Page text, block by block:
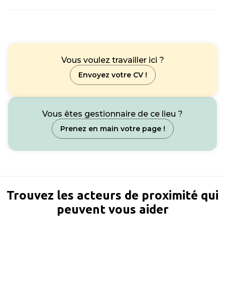
Vous voulez travailler ici ?
Envoyez votre CV !
Vous êtes gestionnaire de ce lieu ?
Prenez en main votre page !
Trouvez les acteurs de proximité qui
peuvent vous aider